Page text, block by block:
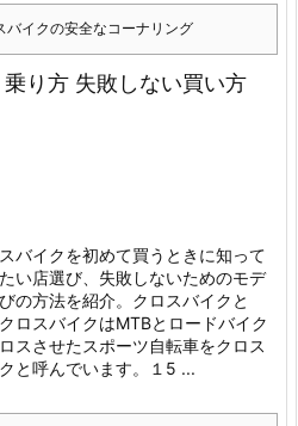
バイクの安全なコーナリング
り方 失敗しない買い方
バイクを初めて買うときに知って
い店選び、失敗しないためのモデ
の方法を紹介。 クロスバイクと
クロスバイクはMTBとロードバイク
スさせたスポーツ自転車をクロス
と呼んでいます。
１5 ...